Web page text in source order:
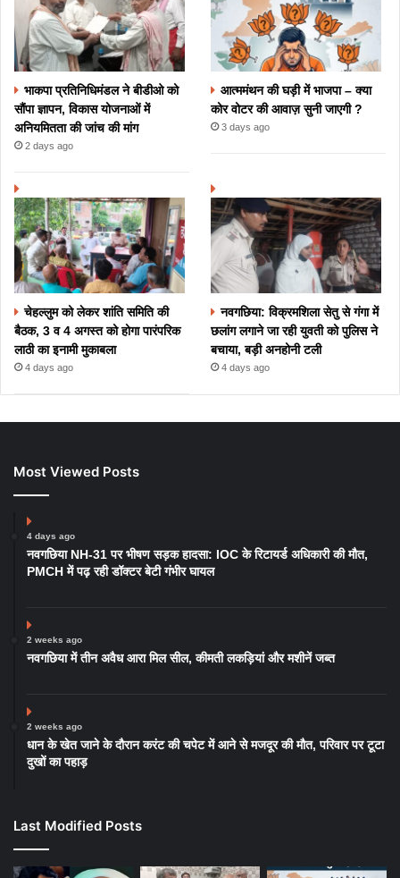
भाकपा प्रतिनिधिमंडल ने बीडीओ को
सौंपा ज्ञापन, विकास योजनाओं में
अनियमितता की जांच की मांग
2 days ago
आत्ममंथन की घड़ी में भाजपा – क्या
कोर वोटर की आवाज़ सुनी जाएगी ?
3 days ago
चेहल्लुम को लेकर शांति समिति की
बैठक, 3 व 4 अगस्त को होगा पारंपरिक
लाठी का इनामी मुकाबला
4 days ago
नवगछिया: विक्रमशिला सेतु से गंगा में
छलांग लगाने जा रही युवती को पुलिस ने
बचाया, बड़ी अनहोनी टली
4 days ago
Most Viewed Posts
4 days ago
नवगछिया NH-31 पर भीषण सड़क हादसा: IOC के रिटायर्ड अधिकारी की मौत,
PMCH में पढ़ रही डॉक्टर बेटी गंभीर घायल
2 weeks ago
नवगछिया में तीन अवैध आरा मिल सील, कीमती लकड़ियां और मशीनें जब्त
2 weeks ago
धान के खेत जाने के दौरान करंट की चपेट में आने से मजदूर की मौत, परिवार पर टूटा
दुखों का पहाड़
Last Modified Posts